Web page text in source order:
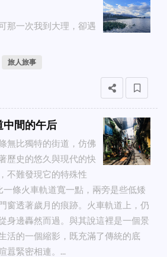
那一次我到大理，卻遇
旅人旅事
中間的午后
無比獨特的街道，仿佛
歷史的悠久與現代的快
不難發現它的特殊性
條火車軌道寬一點，兩旁是些低矮
窗透著歲月的痕跡。火車軌道上，仍
身邊轟然而過。與其說這裡是一個景
活的一個縮影，既充滿了傳統的底
囂緊密相連。...